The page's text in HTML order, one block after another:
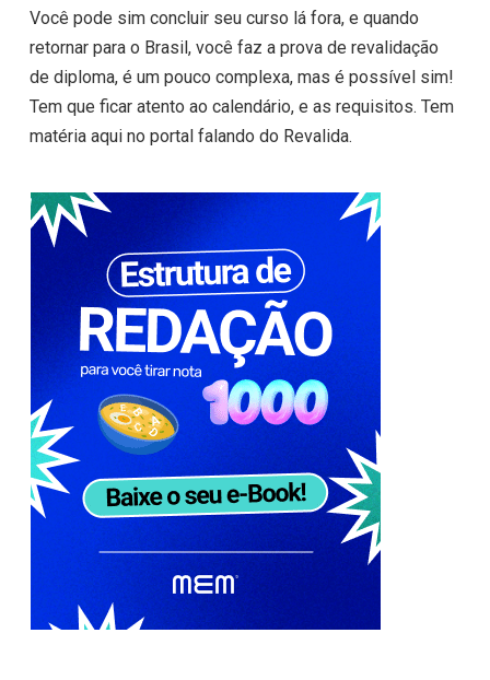
Você pode sim concluir seu curso lá fora, e quando
retornar para o Brasil, você faz a prova de revalidação
de diploma, é um pouco complexa, mas é possível sim!
Tem que ficar atento ao calendário, e as requisitos. Tem
matéria aqui no portal falando do Revalida.